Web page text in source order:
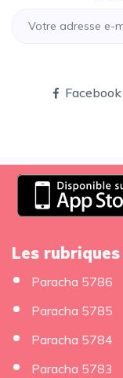
Facebook
Les
Paracha 5786
Paracha 5785
Paracha 5784
Paracha 5783